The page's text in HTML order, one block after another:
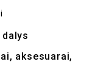
aksesuarai,